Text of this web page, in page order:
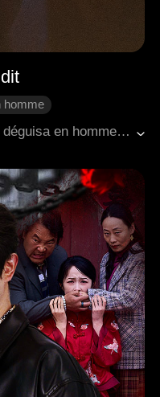
homme
La cheffe de bandits Amelia se déguisa en homme sous le nom d'Alexander, dans le but de s'allier avec le Commandant Lucien contre un ennemi commun. Sans connaître leurs véritables identités, ils finirent par un mariage fortuit. La cheffe de bandits joua la compagne délicate, le commandant joua le lettré raffiné, et ensemble, ils dissipèrent les malentendus et s'unirent pour protéger leur pays.